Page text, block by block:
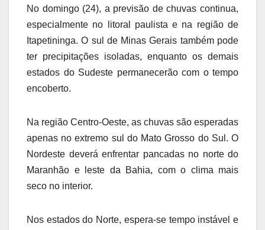
No domingo (24), a previsão de chuvas continua,
especialmente no litoral paulista e na região de
Itapetininga. O sul de Minas Gerais também pode
ter precipitações isoladas, enquanto os demais
estados do Sudeste permanecerão com o tempo
encoberto.
Na região Centro-Oeste, as chuvas são esperadas
apenas no extremo sul do Mato Grosso do Sul. O
Nordeste deverá enfrentar pancadas no norte do
Maranhão e leste da Bahia, com o clima mais
seco no interior.
Nos estados do Norte, espera-se tempo instável e